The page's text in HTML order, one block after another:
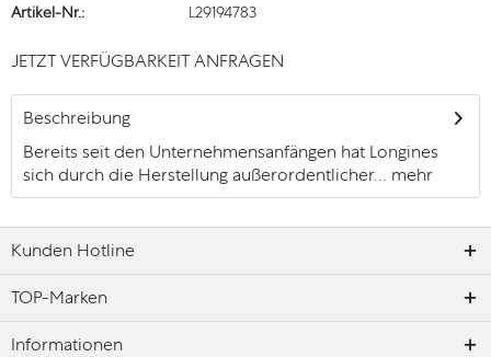
Artikel-Nr.: L29194783
JETZT VERFÜGBARKEIT ANFRAGEN
Beschreibung
Bereits seit den Unternehmensanfängen hat Longines
sich durch die Herstellung außerordentlicher... mehr
Kunden Hotline
TOP-Marken
Informationen